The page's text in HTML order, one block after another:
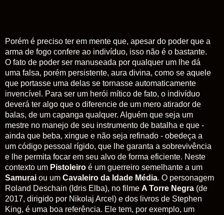
Porém é preciso ter em mente que, apesar do poder que a
arma de fogo confere ao indivíduo, isso não é o bastante.
O fato de poder ser manuseada por qualquer um lhe dá
uma falsa, porém persistente, aura divina, como se aquele
que portasse uma delas se tornasse automaticamente
invencível. Para ser um herói mítico de fato, o indivíduo
deverá ter algo que o diferencie de um mero atirador de
balas, de um capanga qualquer. Alguém que seja um
mestre no manejo de seu instrumento de batalha e que -
ainda que beba, xingue e não seja refinado - obedeça a
um código pessoal rígido, que lhe garanta a sobrevivência
e lhe permita focar em seu alvo de forma eficiente. Neste
contexto um Pistoleiro é um guerreiro semelhante a um
Samurai ou um Cavaleiro da Idade Média. O personagem
Roland Deschain (Idris Elba), no filme A Torre Negra (de
2017, dirigido por Nikolaj Arcel) e dos livros de Stephen
King, é uma boa referência. Ele tem, por exemplo, um